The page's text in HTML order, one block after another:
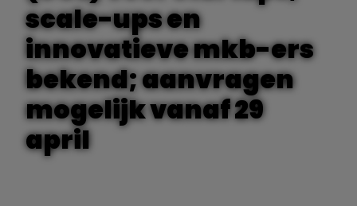
scale-ups en
innovatieve mkb-ers
bekend; aanvragen
mogelijk vanaf 29
april